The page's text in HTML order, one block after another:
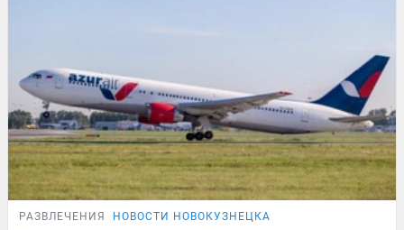
РАЗВЛЕЧЕНИЯ НОВОСТИ НОВОКУЗНЕЦКА